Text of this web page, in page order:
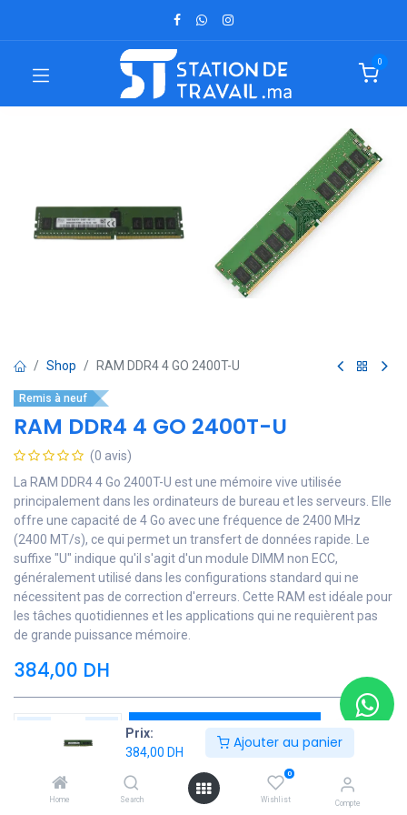
Prix:
384,00 DH
Ajouter au panier
Home Search
0
Wishlist Compte
0
Shop RAM DDR4 4 GO 2400T-U
Remis à neuf
RAM DDR4 4 GO 2400T-U
(0 avis)
La RAM DDR4 4 Go 2400T-U est une mémoire vive utilisée
principalement dans les ordinateurs de bureau et les serveurs. Elle
offre une capacité de 4 Go avec une fréquence de 2400 MHz
(2400 MT/s), ce qui permet un transfert de données rapide. Le
suffixe "U" indique qu'il s'agit d'un module DIMM non ECC,
généralement utilisé dans les configurations standard qui ne
nécessitent pas de correction d'erreurs. Cette RAM est idéale pour
les tâches quotidiennes et les applications qui ne requièrent pas
de grande puissance mémoire.
384,00 DH
Ajouter au panier
Ajouter à la liste de souhaits
Contactez Nous